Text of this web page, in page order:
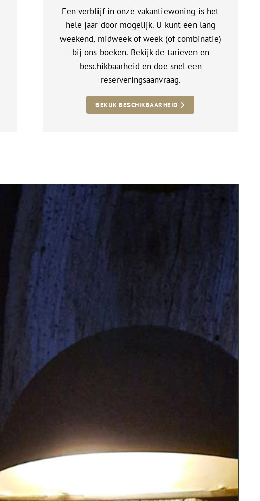
Een verblijf in onze vakantiewoning is het
hele jaar door mogelijk. U kunt een lang
weekend, midweek of week (of combinatie)
bij ons boeken. Bekijk de tarieven en
beschikbaarheid en doe snel een
reserveringsaanvraag.
BEKIJK BESCHIKBAARHEID